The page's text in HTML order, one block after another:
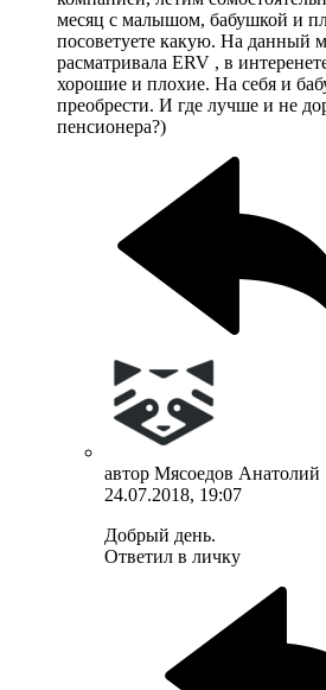
месяц с малышом, бабушкой и
посоветуете какую. На данный
расматривала ERV , в
хорошие и плохие. На себя и
преобрести. И где лучше и не
пенсионера?)
автор Мясоедов Анатолий
24.07.2018, 19:07
Добрый день.
Ответил в личку